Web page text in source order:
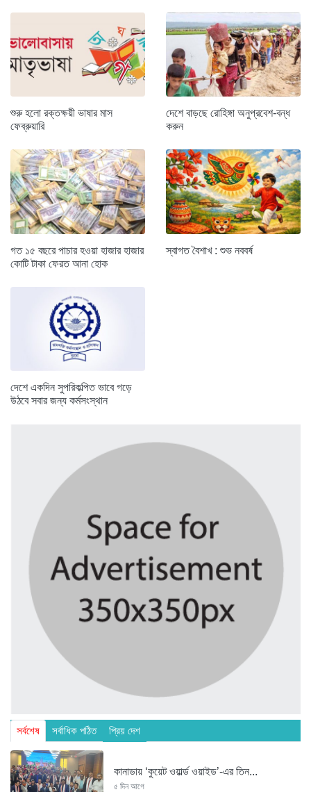
শুরু হলো রক্তক্ষয়ী ভাষার মাস
ফেব্রুয়ারি
দেশে বাড়ছে রোহিঙ্গা অনুপ্রবেশ-বন্ধ
করুন
গত ১৫ বছরে পাচার হওয়া হাজার হাজার
কোটি টাকা ফেরত আনা হোক
স্বাগত বৈশাখ : শুভ নববর্ষ
দেশে একদিন সুপরিকল্পিত ভাবে গড়ে
উঠবে সবার জন্য কর্মসংস্থান
সর্বশেষ সর্বাধিক পঠিত প্রিয় দেশ
কানাডায় ‘কুয়েট ওয়ার্ল্ড ওয়াইড’-এর তিন...
৫ দিন আগে